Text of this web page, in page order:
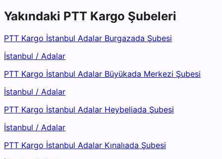
Yakındaki PTT Kargo Şubeleri
PTT Kargo İstanbul Adalar Burgazada Şubesi
İstanbul / Adalar
PTT Kargo İstanbul Adalar Büyükada Merkezi Şubesi
İstanbul / Adalar
PTT Kargo İstanbul Adalar Heybeliada Şubesi
İstanbul / Adalar
PTT Kargo İstanbul Adalar Kınalıada Şubesi